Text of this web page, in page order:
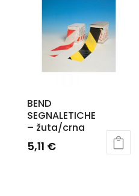
BEND
SEGNALETICHE
– žuta/crna
5,11 €